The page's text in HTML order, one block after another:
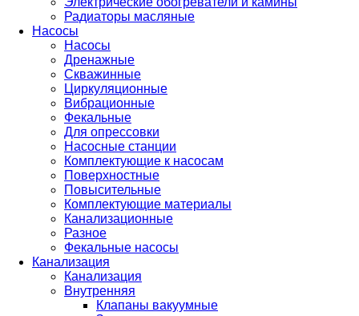
Радиаторы масляные
Насосы
Насосы
Дренажные
Скважинные
Циркуляционные
Вибрационные
Фекальные
Для опрессовки
Насосные станции
Комплектующие к насосам
Поверхностные
Повысительные
Комплектующие материалы
Канализационные
Разное
Фекальные насосы
Канализация
Канализация
Внутренняя
Клапаны вакуумные